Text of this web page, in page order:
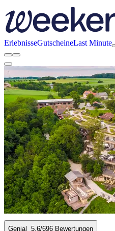
ErlebnisseGutscheineLast Minute
Genial 5.6/696 Bewertungen